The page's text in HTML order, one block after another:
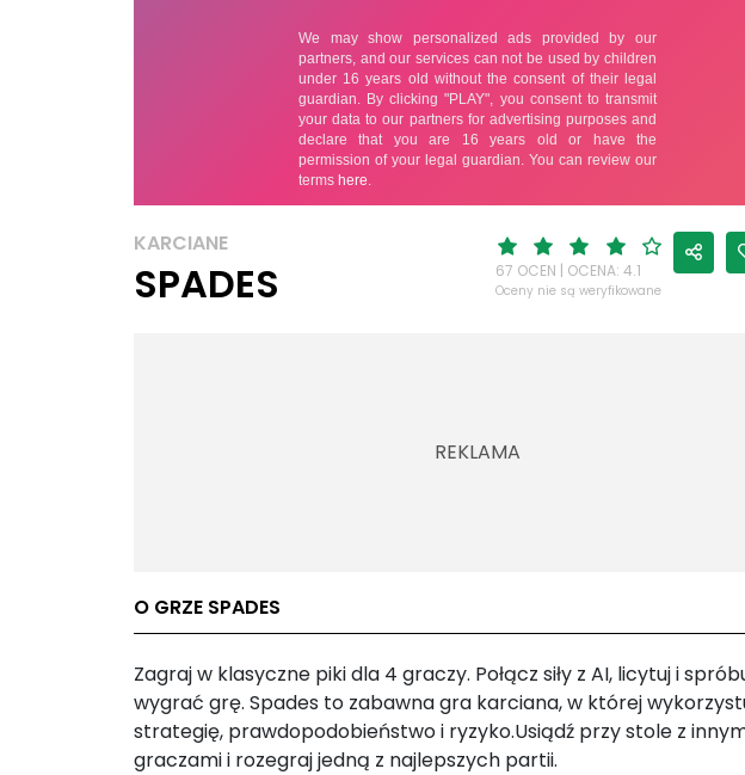
KARCIANE
SPADES 67 OCEN | OCENA: 4.1
Oceny nie są weryfikowane
O GRZE SPADES
Zagraj w klasyczne piki dla 4 graczy. Połącz siły z AI, licytuj i
wygrać grę. Spades to zabawna gra karciana, w której
strategię, prawdopodobieństwo i ryzyko.Usiądź przy stole z
graczami i rozegraj jedną z najlepszych partii.